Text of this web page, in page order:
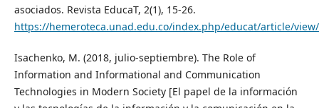
asociados. Revista EducaT, 2(1), 15-26.
https://hemeroteca.unad.edu.co/index.php/educat/article/
Isachenko, M. (2018, julio-septiembre). The Role of
Information and Informational and Communication
Technologies in Modern Society [El papel de la información